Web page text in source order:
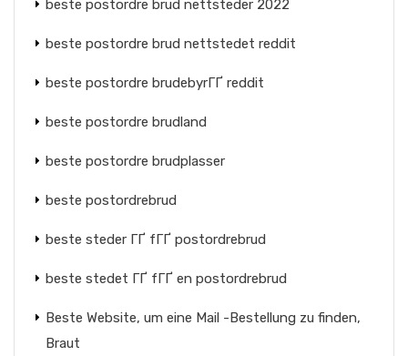
beste postordre brud nettsteder 2022
beste postordre brud nettstedet reddit
beste postordre brudebyrГҐ reddit
beste postordre brudland
beste postordre brudplasser
beste postordrebrud
beste steder ГҐ fГҐ postordrebrud
beste stedet ГҐ fГҐ en postordrebrud
Beste Website, um eine Mail -Bestellung zu finden,
Braut